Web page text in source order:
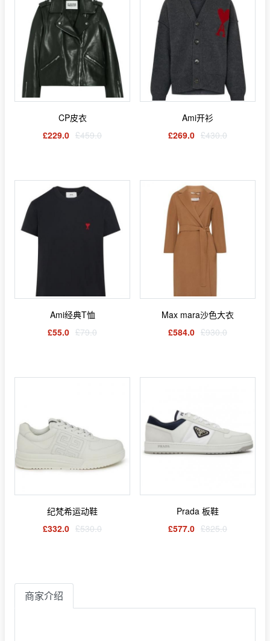
CP皮衣
£229.0 £459.0
Ami开衫
£269.0 £430.0
Ami经典T恤
£55.0 £79.0
Max mara沙色大衣
£584.0 £930.0
纪梵希运动鞋
£332.0 £530.0
Prada 板鞋
£577.0 £825.0
商家介绍